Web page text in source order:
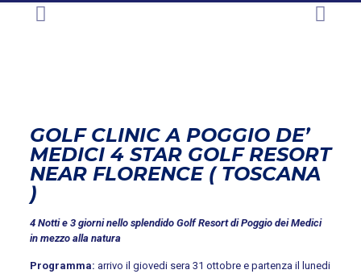
GOLF CLINIC A POGGIO DE’
MEDICI 4 STAR GOLF RESORT
NEAR FLORENCE ( TOSCANA
)
4 Notti e 3 giorni nello splendido Golf Resort di Poggio dei Medici
in mezzo alla natura
Programma: arrivo il giovedi sera 31 ottobre e partenza il lunedi